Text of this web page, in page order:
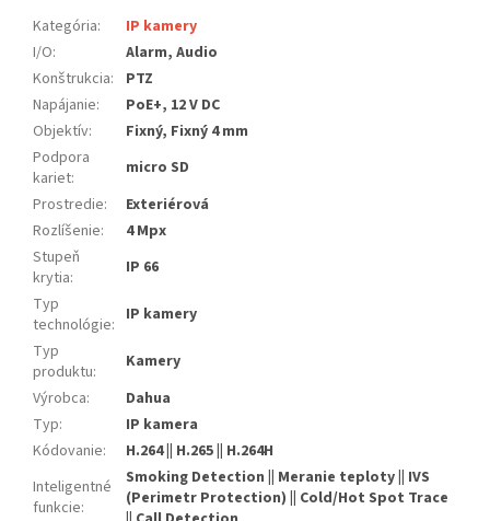
Kategória:
IP kamery
I/O:
Alarm, Audio
Konštrukcia:
PTZ
Napájanie:
PoE+, 12 V DC
Objektív:
Fixný, Fixný 4 mm
Podpora
kariet:
micro SD
Prostredie:
Exteriérová
Rozlíšenie:
4 Mpx
Stupeň
krytia:
IP 66
Typ
technológie: IP kamery
Typ
produktu:
Kamery
Výrobca:
Dahua
Typ:
IP kamera
Kódovanie:
H.264 || H.265 || H.264H
Inteligentné
funkcie:
Smoking Detection || Meranie teploty || IVS
(Perimetr Protection) || Cold/Hot Spot Trace